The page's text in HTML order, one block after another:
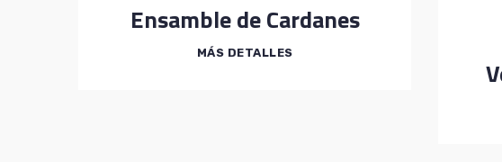
Ensamble de Cardanes
MÁS DETALLES